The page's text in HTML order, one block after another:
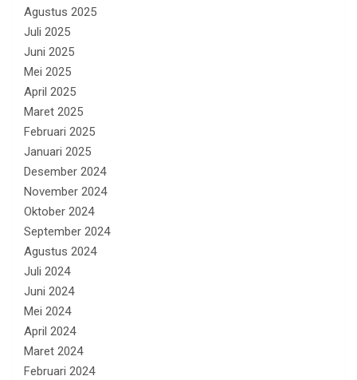
Agustus 2025
Juli 2025
Juni 2025
Mei 2025
April 2025
Maret 2025
Februari 2025
Januari 2025
Desember 2024
November 2024
Oktober 2024
September 2024
Agustus 2024
Juli 2024
Juni 2024
Mei 2024
April 2024
Maret 2024
Februari 2024